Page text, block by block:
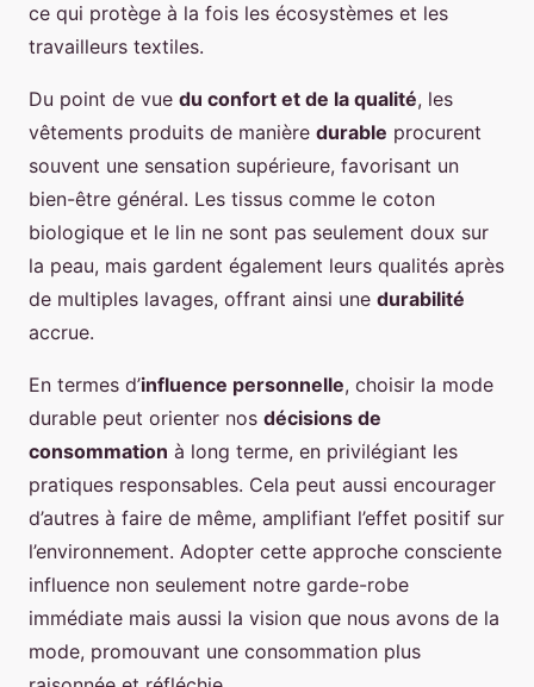
ce qui protège à la fois les écosystèmes et les
travailleurs textiles.
Du point de vue du confort et de la qualité, les
vêtements produits de manière durable procurent
souvent une sensation supérieure, favorisant un
bien-être général. Les tissus comme le coton
biologique et le lin ne sont pas seulement doux sur
la peau, mais gardent également leurs qualités après
de multiples lavages, offrant ainsi une durabilité
accrue.
En termes d’influence personnelle, choisir la mode
durable peut orienter nos décisions de
consommation à long terme, en privilégiant les
pratiques responsables. Cela peut aussi encourager
d’autres à faire de même, amplifiant l’effet positif sur
l’environnement. Adopter cette approche consciente
influence non seulement notre garde-robe
immédiate mais aussi la vision que nous avons de la
mode, promouvant une consommation plus